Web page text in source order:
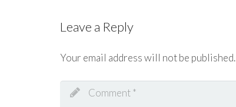
Leave a Reply
Your email address will not be published.